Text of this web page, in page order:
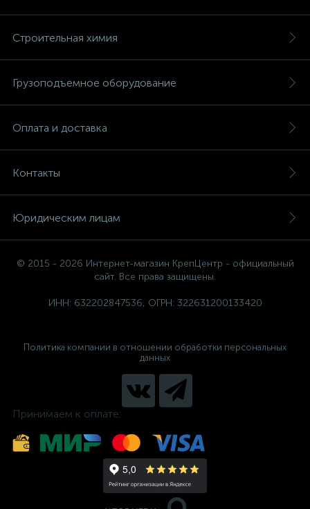
Строительная химия
Грузоподъемное оборудование
Оплата и доставка
Контакты
Юридическим лицам
© 2015 - 2026 Интернет-магазин КрепЦентр - официальный
сайт. Все права защищены.
ИНН: 632202847536, ОГРН: 322631200133420
Политика компании в отношении обработки персональных
данных
Принимаем к оплате: